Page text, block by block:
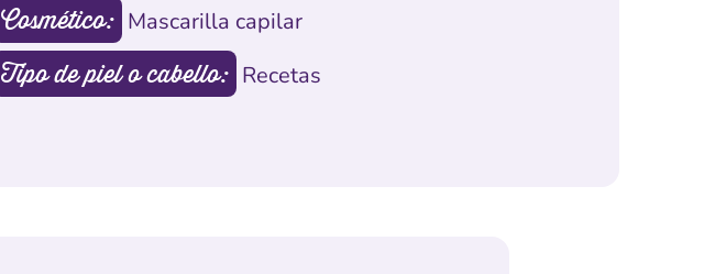
Cosmético: Mascarilla capilar
Tipo de piel o cabello: Recetas